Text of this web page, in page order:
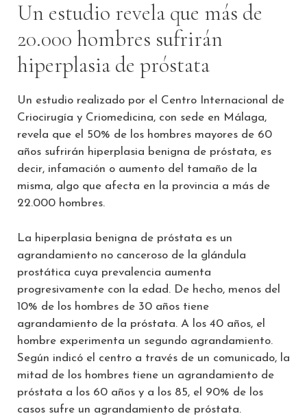
Un estudio revela que más de
20.000 hombres sufrirán
hiperplasia de próstata
Un estudio realizado por el Centro Internacional de
Criocirugía y Criomedicina, con sede en Málaga,
revela que el 50% de los hombres mayores de 60
años sufrirán hiperplasia benigna de próstata, es
decir, infamación o aumento del tamaño de la
misma, algo que afecta en la provincia a más de
22.000 hombres.
La hiperplasia benigna de próstata es un
agrandamiento no canceroso de la glándula
prostática cuya prevalencia aumenta
progresivamente con la edad. De hecho, menos del
10% de los hombres de 30 años tiene
agrandamiento de la próstata. A los 40 años, el
hombre experimenta un segundo agrandamiento.
Según indicó el centro a través de un comunicado, la
mitad de los hombres tiene un agrandamiento de
próstata a los 60 años y a los 85, el 90% de los
casos sufre un agrandamiento de próstata.